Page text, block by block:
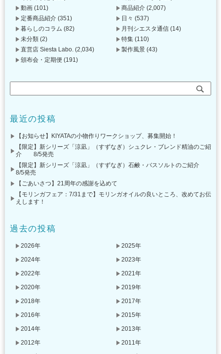
動画 (101) 商品紹介 (2,007)
定番商品紹介 (351) 日々 (537)
暮らしのコラム (82) 月刊シエスタ通信 (14)
未分類 (2) 特集 (110)
直営店 Siesta Labo. (2,034) 製作風景 (43)
頒布会・定期便 (191)
最近の投稿
【お知らせ】KIYATAの小物作りワークショップ、募集開始！
【限定】新シリーズ「涼凪」（すずなぎ）シュクレ・ブレンド精油のご紹
介 8/5発売
【限定】新シリーズ「涼凪」（すずなぎ）石鹸・バスソルトのご紹介
8/5発売
【ごあいさつ】21周年の感謝を込めて
【モリンガフェア：7/31まで】モリンガオイルの良いところ、改めてお伝
えします！
過去の投稿
2026年
2025年
2024年
2023年
2022年
2021年
2020年
2019年
2018年
2017年
2016年
2015年
2014年
2013年
2012年
2011年